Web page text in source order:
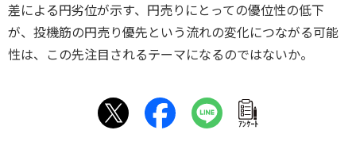
差による円劣位が示す、円売りにとっての優位性の低下
が、投機筋の円売り優先という流れの変化につながる可能
性は、この先注目されるテーマになるのではないか。
ｱﾝｹｰﾄ